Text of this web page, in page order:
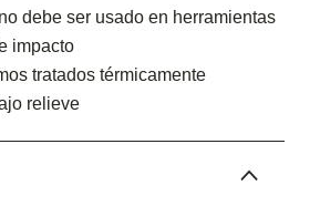
debe ser usado en herramientas
impacto
tratados térmicamente
relieve